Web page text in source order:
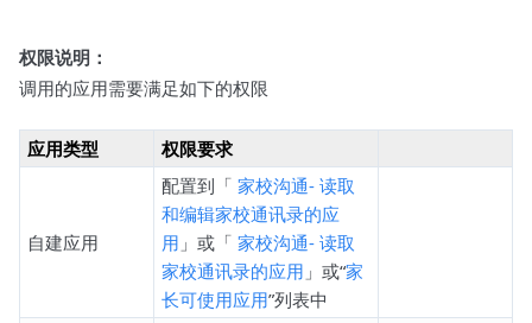
权限说明：
调用的应用需要满足如下的权限
应用类型 权限要求
自建应用
配置到「 家校沟通- 读取
和编辑家校通讯录的应
用 」或「 家校沟通- 读取
家校通讯录的应用 」或“家
长可使用应用”列表中